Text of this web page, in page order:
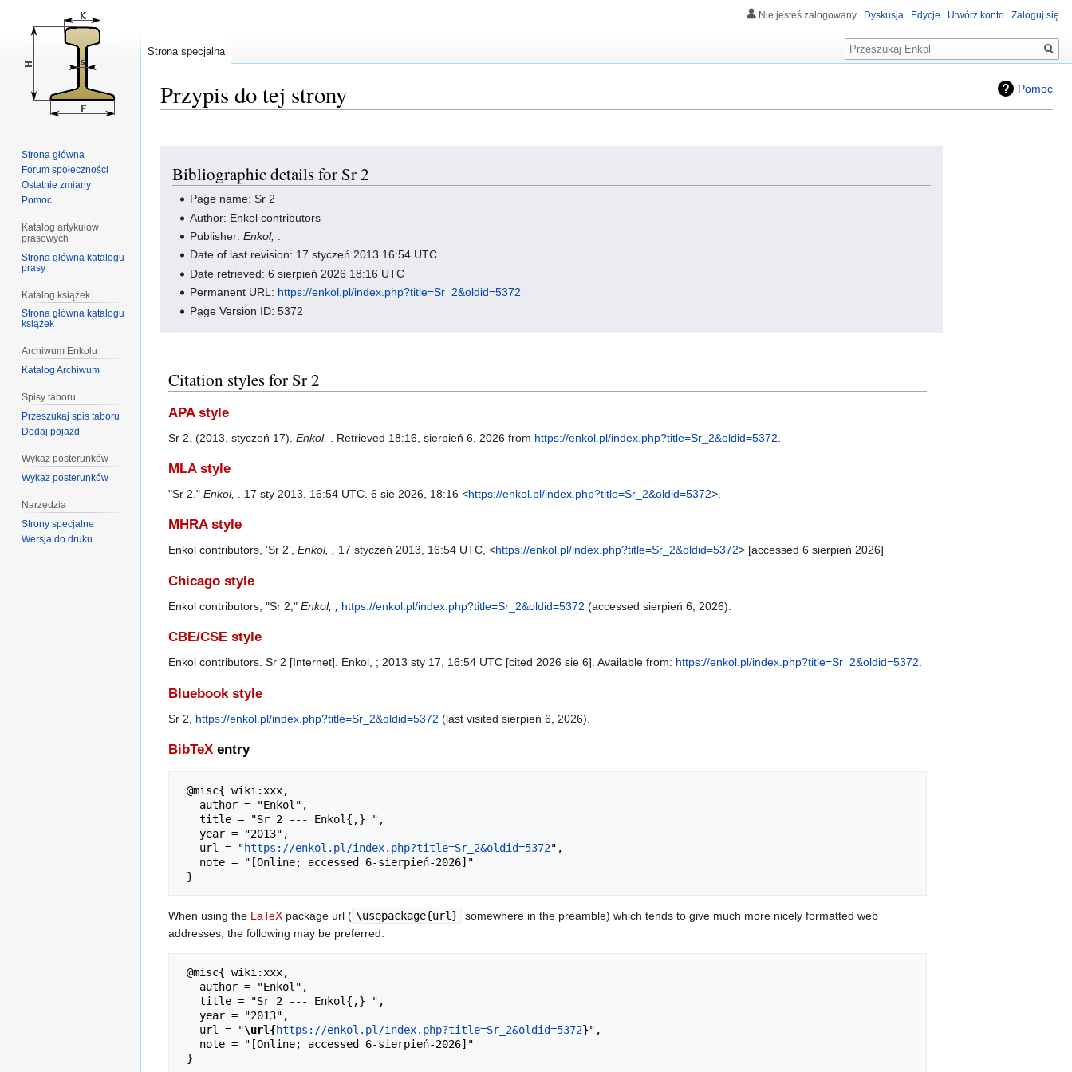
Pomoc
Przypis do tej strony
nawigacji
wyszukiwania
Bibliographic details for Sr 2
Page name: Sr 2
Author: Enkol contributors
Publisher:Enkol,
Date of last revision: 17 styczeń 2013 16:54 UTC
Date retrieved: 6 sierpień 2026 18:16 UTC
Permanent URL: https://enkol.pl/index.php?title=Sr_2&oldid=5372
Page Version ID: 5372
Citation styles for Sr 2
APA style
Sr 2. (2013, styczeń 17). Enkol, . Retrieved 18:16, sierpień 6, 2026 from https://enkol.pl/index.php?title=Sr_2&oldid=5372
MLA style
"Sr 2." Enkol, . 17 sty 2013, 16:54 UTC. 6 sie 2026, 18:16 <https://enkol.pl/index.php?title=Sr_2&oldid=5372>.
MHRA style
Enkol contributors, 'Sr 2', Enkol, , 17 styczeń 2013, 16:54 UTC, <https://enkol.pl/index.php?title=Sr_2&oldid=5372> [accessed 6 sierpień 2026]
Chicago style
Enkol contributors, "Sr 2," Enkol, , https://enkol.pl/index.php?title=Sr_2&oldid=5372 (accessed sierpień 6, 2026).
CBE/CSE style
Enkol contributors. Sr 2 [Internet]. Enkol, ; 2013 sty 17, 16:54 UTC [cited 2026 sie 6]. Available from: https://enkol.pl/index.php?title=Sr_2&oldid=5372
Bluebook style
Sr 2, https://enkol.pl/index.php?title=Sr_2&oldid=5372 (last visited sierpień 6, 2026).
BibTeX entry
   url = "
https://enkol.pl/index.php?title=Sr_2&oldid=5372",
When using the LaTeX package url ( \usepackage{url}
somewhere in the preamble) which tends to give much more nicely formatted web
addresses, the following may be preferred:
   url = "
\url{https://enkol.pl/index.php?title=Sr_2&oldid=5372}",
Nie jesteś zalogowany Dyskusja Edycje Utwórz konto Zaloguj się
Strona specjalna
Szukaj
Strona główna
Forum społeczności
Ostatnie zmiany
Pomoc
Katalog artykułów
prasowych
Strona główna katalogu
prasy
Katalog książek
Strona główna katalogu
książek
Archiwum Enkolu
Katalog Archiwum
Spisy taboru
Przeszukaj spis taboru
Dodaj pojazd
Wykaz posterunków
Wykaz posterunków
Narzędzia
Strony specjalne
Wersja do druku